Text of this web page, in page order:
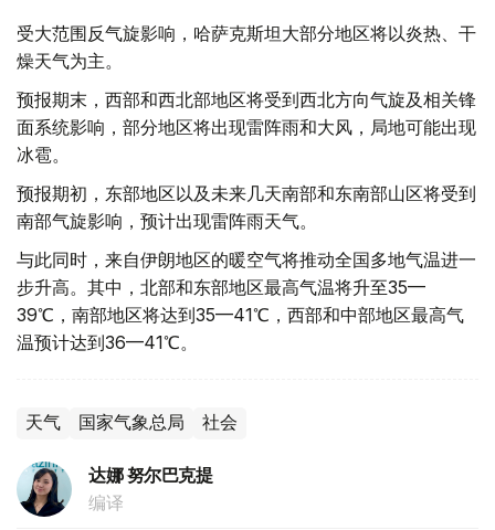
受大范围反气旋影响，哈萨克斯坦大部分地区将以炎热、干
燥天气为主。
预报期末，西部和西北部地区将受到西北方向气旋及相关锋
面系统影响，部分地区将出现雷阵雨和大风，局地可能出现
冰雹。
预报期初，东部地区以及未来几天南部和东南部山区将受到
南部气旋影响，预计出现雷阵雨天气。
与此同时，来自伊朗地区的暖空气将推动全国多地气温进一
步升高。其中，北部和东部地区最高气温将升至35—
39℃，南部地区将达到35—41℃，西部和中部地区最高气
温预计达到36—41℃。
天气 国家气象总局 社会
达娜 努尔巴克提
编译